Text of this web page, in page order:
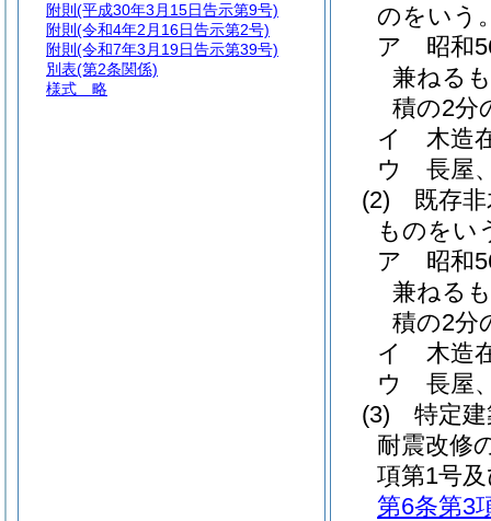
のをいう
ア
昭和
兼ねる
積の2分
イ
木造
ウ
長屋
(2)
既存
ものをい
ア
昭和
兼ねる
積の2分
イ
木造
ウ
長屋
(3)
特定
耐震改修
項第1号
第6条第3
附則 (平成30年3月15日告示第9号)
附則 (令和4年2月16日告示第2号)
附則 (令和7年3月19日告示第39号)
別表(第2条関係)
様式 略